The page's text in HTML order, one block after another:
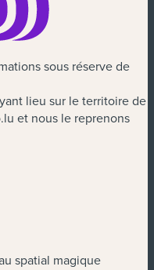
sous réserve de
lieu sur le territoire de
et nous le reprenons
spatial magique